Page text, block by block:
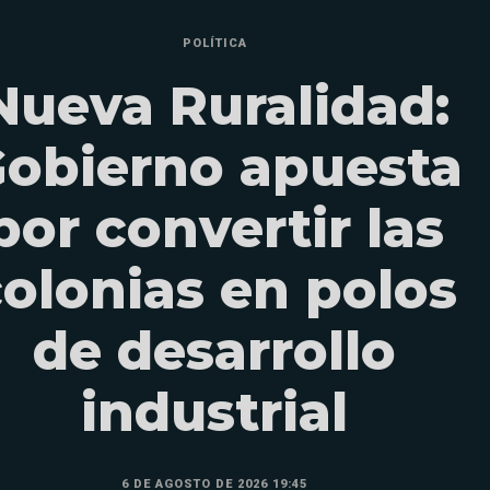
POLÍTICA
Ruralidad:
apuesta
convertir las
en polos
de desarrollo
industrial
6 DE AGOSTO DE 2026 19:45